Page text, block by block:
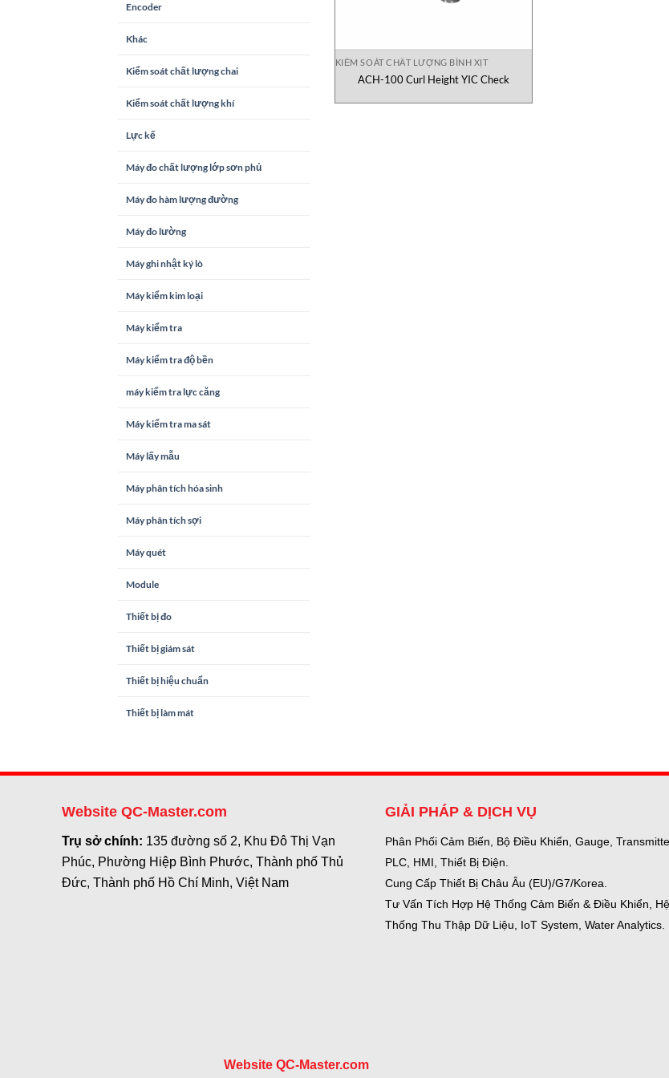
Encoder
Khác
Kiểm soát chất lượng chai
Kiểm soát chất lượng khí
Lực kế
Máy đo chất lượng lớp sơn phủ
Máy đo hàm lượng đường
Máy đo lường
Máy ghi nhật ký lò
Máy kiểm kim loại
Máy kiểm tra
Máy kiểm tra độ bền
máy kiểm tra lực căng
Máy kiểm tra ma sát
Máy lấy mẫu
Máy phân tích hóa sinh
Máy phân tích sợi
Máy quét
Module
Thiết bị đo
Thiết bị giám sát
Thiết bị hiệu chuẩn
Thiết bị làm mát
KIỂM SOÁT CHẤT LƯỢNG BÌNH XỊT
ACH-100 Curl Height YIC Check
Website QC-Master.com
Trụ sở chính: 135 đường số 2, Khu Đô Thị Vạn
Phúc, Phường Hiệp Bình Phước, Thành phố Thủ
Đức, Thành phố Hồ Chí Minh, Việt Nam
GIẢI PHÁP & DỊCH VỤ
Phân Phối Cảm Biến, Bộ Điều Khiển, Gauge,
PLC, HMI, Thiết Bị Điện.
Cung Cấp Thiết Bị Châu Âu (EU)/G7/Korea.
Tư Vấn Tích Hợp Hệ Thống Cảm Biến & Điều Khiển, Hệ
Thống Thu Thập Dữ Liệu, IoT System, Water Analytics.
Website QC-Master.com